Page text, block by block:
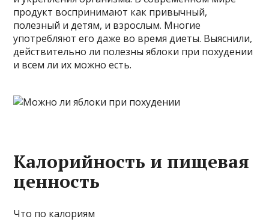
продукт воспринимают как привычный,
полезный и детям, и взрослым. Многие
употребляют его даже во время диеты. Выяснили,
действительно ли полезны яблоки при похудении
и всем ли их можно есть.
Калорийность и пищевая
ценность
Что по калориям